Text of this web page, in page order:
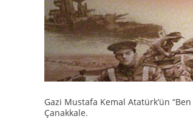
Gazi Mustafa Kemal Atatürk’ün
Çanakkale.